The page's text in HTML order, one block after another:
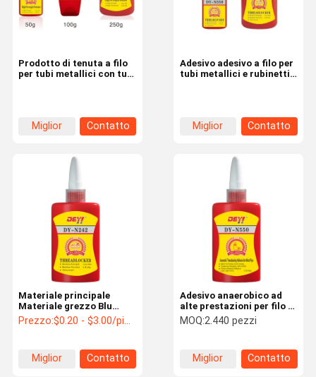
Casa. Su Di Noi
Visita Alla
Fabbrica
Controllo
Della Qualità
Contattaci Notizie
Adesivo adesivo a filo per
tubi metallici e rubinetti
Miglior
Contatto
Prodotto di tenuta a filo
per tubi metallici con tubi
Miglior
Contatto
Adesivo anaerobico ad
alte prestazioni per filo e
flange.
MOQ:2.440 pezzi
Miglior
Contatto
Materiale principale
Materiale grezzo Blu
Forza media N242
Adesivo di blocco del filo
Prezzo:$0.20 - $3.00/pieces
Miglior
Contatto